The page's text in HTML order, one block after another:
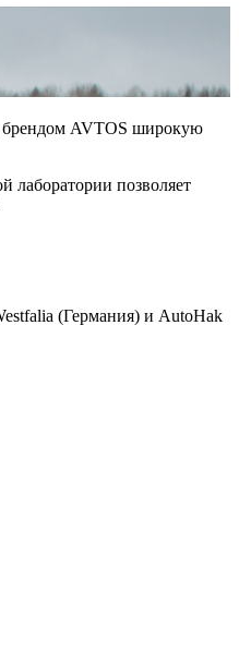
брендом AVTOS широкую
лаборатории позволяет
(Германия) и AutoHak